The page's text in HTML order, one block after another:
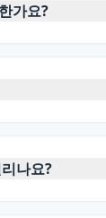
가요?
나요?